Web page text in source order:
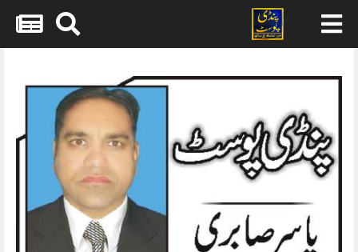
content